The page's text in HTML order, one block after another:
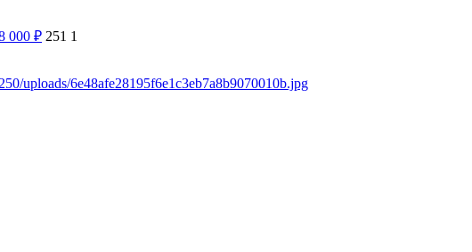
000 ₽ 251 1
uploads/6e48afe28195f6e1c3eb7a8b9070010b.jpg